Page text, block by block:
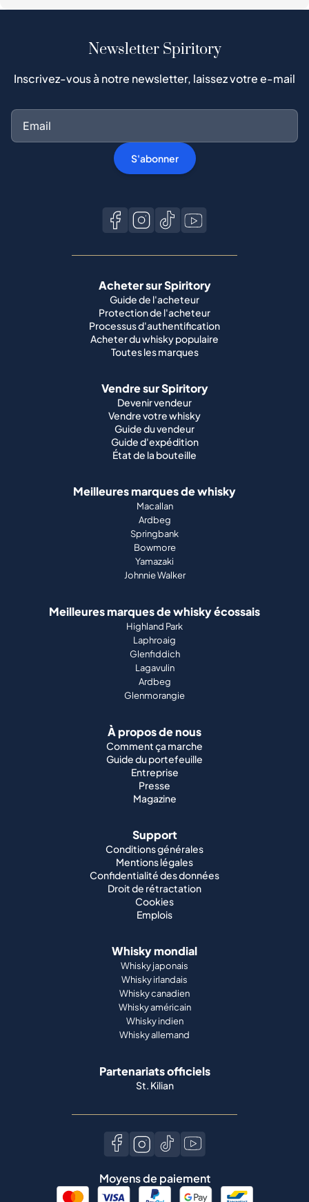
Newsletter Spiritory
Inscrivez-vous à notre newsletter, laissez votre e-mail
S'abonner
Acheter sur Spiritory
Guide de l'acheteur
Protection de l'acheteur
Processus d'authentification
Acheter du whisky populaire
Toutes les marques
Vendre sur Spiritory
Devenir vendeur
Vendre votre whisky
Guide du vendeur
Guide d'expédition
État de la bouteille
Meilleures marques de whisky
Macallan
Ardbeg
Springbank
Bowmore
Yamazaki
Johnnie Walker
Meilleures marques de whisky écossais
Highland Park
Laphroaig
Glenfiddich
Lagavulin
Ardbeg
Glenmorangie
À propos de nous
Comment ça marche
Guide du portefeuille
Entreprise
Presse
Magazine
Support
Conditions générales
Mentions légales
Confidentialité des données
Droit de rétractation
Cookies
Emplois
Whisky mondial
Whisky japonais
Whisky irlandais
Whisky canadien
Whisky américain
Whisky indien
Whisky allemand
Partenariats officiels
St. Kilian
Moyens de paiement